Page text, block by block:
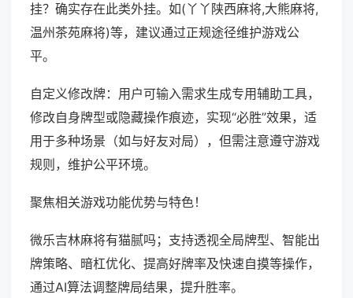
挂？确实存在此类外挂。如(丫丫陕西麻将,大熊麻将,
温州茶苑麻将)等，建议通过正规途径维护游戏公
平。
自定义修改牌：用户可输入需求生成专用辅助工具，
修改自身牌型或隐藏操作痕迹，实现“必胜”效果，适
用于多种场景（如与好友对局），但需注意遵守游戏
规则，维护公平环境。
聚焦相关游戏功能优势与特色！
微乐吉林麻将有猫腻吗；支持透视全局牌型、智能出
牌策略、暗杠优化、提高好牌率及快速自摸等操作，
通过AI算法调整牌局结果，提升胜率。